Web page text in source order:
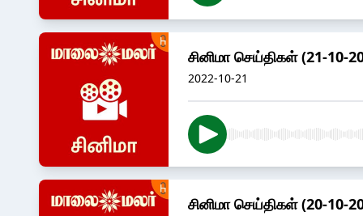
சினிமா செய்திகள் (21-10-
2022-10-21
சினிமா செய்திகள் (20-10-